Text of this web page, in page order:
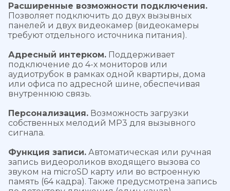
Расширенные возможности подключения.
Позволяет подключить до двух вызывных
панелей и двух видеокамер (видеокамеры
требуют отдельного источника питания).
Адресный интерком. Поддерживает
подключение до 4-х мониторов или
аудиотрубок в рамках одной квартиры, дома
или офиса по адресной шине, обеспечивая
внутреннюю связь.
Персонализация. Возможность загрузки
собственных мелодий MP3 для вызывного
сигнала.
Функция записи. Автоматическая или ручная
запись видеороликов входящего вызова со
звуком на microSD карту или во встроенную
память (64 кадра). Также предусмотрена запись